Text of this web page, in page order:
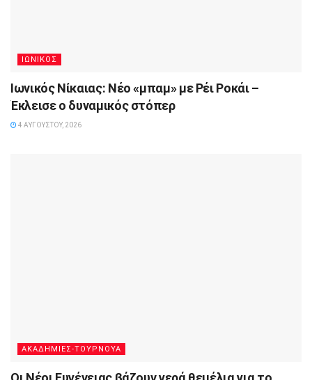
ΙΩΝΙΚΟΣ
Ιωνικός Νίκαιας: Νέο «μπαμ» με Ρέι Ροκάι –
Έκλεισε ο δυναμικός στόπερ
4 ΑΥΓΟΎΣΤΟΥ, 2026
ΑΚΑΔΗΜΙΕΣ-ΤΟΥΡΝΟΥΑ